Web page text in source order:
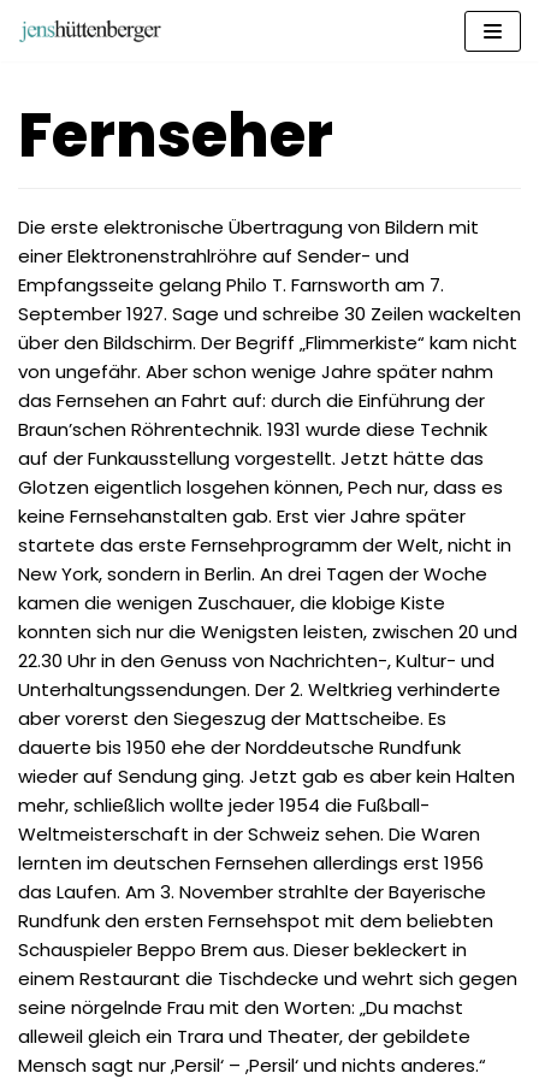
Zum
Fernseher
Die erste elektronische Übertragung von Bildern mit
einer Elektronenstrahlröhre auf Sender- und
Empfangsseite gelang Philo T. Farnsworth am 7.
September 1927. Sage und schreibe 30 Zeilen wackelten
über den Bildschirm. Der Begriff „Flimmerkiste“ kam nicht
von ungefähr. Aber schon wenige Jahre später nahm
das Fernsehen an Fahrt auf: durch die Einführung der
Braun’schen Röhrentechnik. 1931 wurde diese Technik
auf der Funkausstellung vorgestellt. Jetzt hätte das
Glotzen eigentlich losgehen können, Pech nur, dass es
keine Fernsehanstalten gab. Erst vier Jahre später
startete das erste Fernsehprogramm der Welt, nicht in
New York, sondern in Berlin. An drei Tagen der Woche
kamen die wenigen Zuschauer, die klobige Kiste
konnten sich nur die Wenigsten leisten, zwischen 20 und
22.30 Uhr in den Genuss von Nachrichten-, Kultur- und
Unterhaltungssendungen. Der 2. Weltkrieg verhinderte
aber vorerst den Siegeszug der Mattscheibe. Es
dauerte bis 1950 ehe der Norddeutsche Rundfunk
wieder auf Sendung ging. Jetzt gab es aber kein Halten
mehr, schließlich wollte jeder 1954 die Fußball-
Weltmeisterschaft in der Schweiz sehen. Die Waren
lernten im deutschen Fernsehen allerdings erst 1956
das Laufen. Am 3. November strahlte der Bayerische
Rundfunk den ersten Fernsehspot mit dem beliebten
Schauspieler Beppo Brem aus. Dieser bekleckert in
einem Restaurant die Tischdecke und wehrt sich gegen
seine nörgelnde Frau mit den Worten: „Du machst
alleweil gleich ein Trara und Theater, der gebildete
Mensch sagt nur ,Persil‘ – ,Persil‘ und nichts anderes.“